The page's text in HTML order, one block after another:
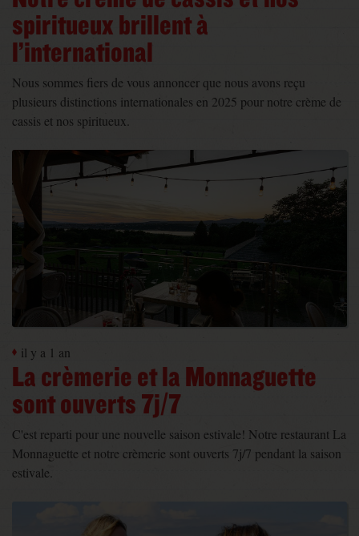
spiritueux brillent à
l’international
Nous sommes fiers de vous annoncer que nous avons reçu
plusieurs distinctions internationales en 2025 pour notre crème de
cassis et nos spiritueux.
il y a 1 an
La crèmerie et la Monnaguette
sont ouverts 7j/7
C'est reparti pour une nouvelle saison estivale! Notre restaurant La
Monnaguette et notre crèmerie sont ouverts 7j/7 pendant la saison
estivale.